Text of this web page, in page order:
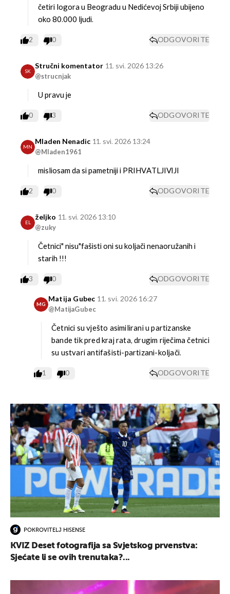
četiri logora u Beogradu u Nedićevoj Srbiji ubijeno
oko 80.000 ljudi.
2 0 ODGOVORITE
SK
Stručni komentator
@strucnjak
11. svi. 2026 13:26
U pravu je
0 3 ODGOVORITE
MN
Mladen Nenadic
@Mladen1961
11. svi. 2026 13:24
misliosam da si pametniji i PRIHVATLJIVIJI
2 0 ODGOVORITE
EL
željko
@zuky
11. svi. 2026 13:10
Četnici" nisu"fašisti oni su koljači nenaoružanih i
starih !!!
3 0 ODGOVORITE
MG
Matija Gubec
@MatijaGubec
11. svi. 2026 16:27
Četnici su vješto asimilirani u partizanske
bande tik pred kraj rata, drugim riječima četnici
su ustvari antifašisti-partizani-koljači.
1 0 ODGOVORITE
POKROVITELJ HISENSE
KVIZ Deset fotografija sa Svjetskog prvenstva:
Sjećate li se ovih trenutaka?...